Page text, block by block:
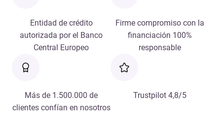
Entidad de crédito
autorizada por el Banco
Central Europeo
Firme compromiso con la
financiación 100%
responsable
Más de 1.500.000 de
clientes confían en nosotros
Trustpilot 4,8/5